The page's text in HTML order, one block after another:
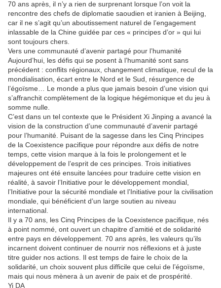
70 ans après, il n’y a rien de surprenant lorsque l’on voit la
rencontre des chefs de diplomatie saoudien et iranien à Beijing,
car il ne s’agit qu’un aboutissement naturel de l’engagement
inlassable de la Chine guidée par ces « principes d’or » qui lui
sont toujours chers.
Vers une communauté d’avenir partagé pour l’humanité
Aujourd’hui, les défis qui se posent à l’humanité sont sans
précédent : conflits régionaux, changement climatique, recul de la
mondialisation, écart entre le Nord et le Sud, résurgence de
l’égoïsme… Le monde a plus que jamais besoin d’une vision qui
s’affranchit complètement de la logique hégémonique et du jeu à
somme nulle.
C’est dans un tel contexte que le Président Xi Jinping a avancé la
vision de la construction d’une communauté d’avenir partagé
pour l’humanité. Puisant de la sagesse dans les Cinq Principes
de la Coexistence pacifique pour répondre aux défis de notre
temps, cette vision marque à la fois le prolongement et le
développement de l’esprit de ces principes. Trois initiatives
majeures ont été ensuite lancées pour traduire cette vision en
réalité, à savoir l’Initiative pour le développement mondial,
l’Initiative pour la sécurité mondiale et l’Initiative pour la civilisation
mondiale, qui bénéficient d’un large soutien au niveau
international.
Il y a 70 ans, les Cinq Principes de la Coexistence pacifique, nés
à point nommé, ont ouvert un chapitre d’amitié et de solidarité
entre pays en développement. 70 ans après, les valeurs qu’ils
incarnent doivent continuer de nourrir nos réflexions et à juste
titre guider nos actions. Il est temps de faire le choix de la
solidarité, un choix souvent plus difficile que celui de l’égoïsme,
mais qui nous mènera à un avenir de paix et de prospérité.
Yi DA